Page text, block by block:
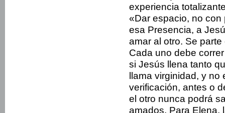
experiencia
«Dar espacio, no
esa Presencia, a
amar al otro. Se
Cada uno debe
si Jesús llena tanto
llama virginidad, y no
verificación, antes o
el otro nunca podrá
amados. Para Elena,